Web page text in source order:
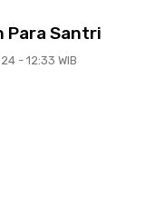
Para Santri
- 12:33 WIB